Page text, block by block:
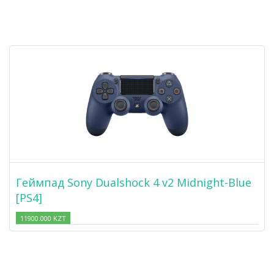
Геймпад Sony Dualshock 4 v2 Midnight-Blue
[PS4]
11900.000 KZT